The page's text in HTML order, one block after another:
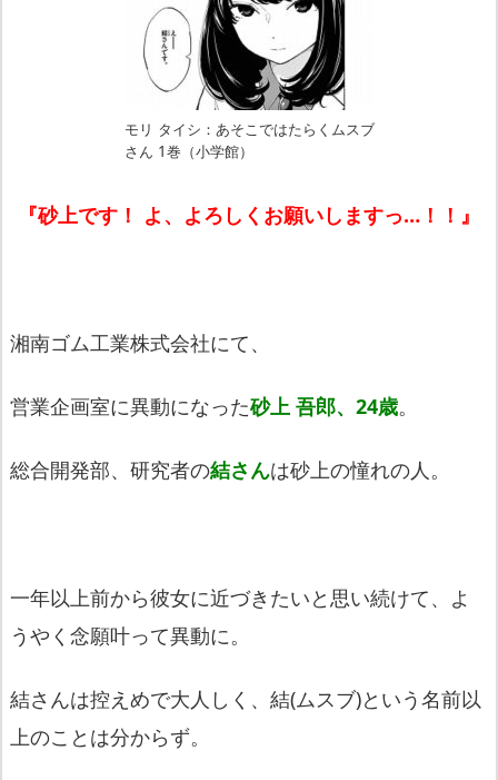
モリ タイシ：あそこではたらくムスブ
さん 1巻（小学館）
『砂上です！ よ、よろしくお願いしますっ…！！』
湘南ゴム工業株式会社にて、
営業企画室に異動になった砂上 吾郎、24歳。
総合開発部、研究者の結さんは砂上の憧れの人。
一年以上前から彼女に近づきたいと思い続けて、 よ
うやく念願叶って異動に。
結さんは控えめで大人しく、結(ムスブ)という名前以
上のことは分からず。